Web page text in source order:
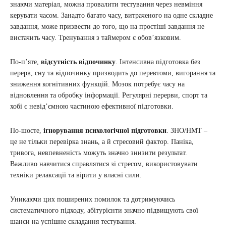
знаючи матеріал, можна провалити тестування через невміння
керувати часом. Занадто багато часу, витраченого на одне складне
завдання, може призвести до того, що на простіші завдання не
вистачить часу. Тренування з таймером є обов’язковим.
По-п’яте, відсутність відпочинку. Інтенсивна підготовка без
перерв, сну та відпочинку призводить до перевтоми, вигорання та
зниження когнітивних функцій. Мозок потребує часу на
відновлення та обробку інформації. Регулярні перерви, спорт та
хобі є невід’ємною частиною ефективної підготовки.
По-шосте, ігнорування психологічної підготовки. ЗНО/НМТ –
це не тільки перевірка знань, а й стресовий фактор. Паніка,
тривога, невпевненість можуть значно знизити результат.
Важливо навчитися справлятися зі стресом, використовувати
техніки релаксації та вірити у власні сили.
Уникаючи цих поширених помилок та дотримуючись
систематичного підходу, абітурієнти значно підвищують свої
шанси на успішне складання тестування.